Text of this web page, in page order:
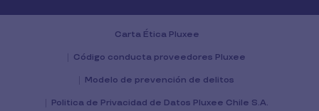
Carta Ética Pluxee
Código conducta proveedores Pluxee
Modelo de prevención de delitos
Politica de Privacidad de Datos Pluxee Chile S.A.